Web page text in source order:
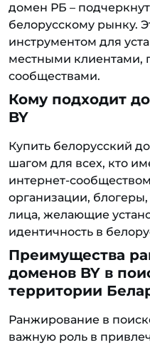
домен РБ –
белорусскому рынку.
инструментом для
местными клиентами,
сообществами.
Кому подходит
BY
Купить белорусский
шагом для всех, кто
интернет-
организации,
лица, желающие
идентичность в
Преимущества
доменов BY в
территории
Ранжирование в
важную роль в